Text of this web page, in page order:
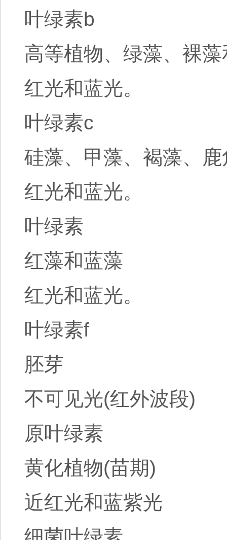
叶绿素b
高等植物、绿藻、裸
红光和蓝光。
叶绿素c
硅藻、甲藻、褐藻、
红光和蓝光。
叶绿素
红藻和蓝藻
红光和蓝光。
叶绿素f
胚芽
不可见光(红外波段)
原叶绿素
黄化植物(苗期)
近红光和蓝紫光